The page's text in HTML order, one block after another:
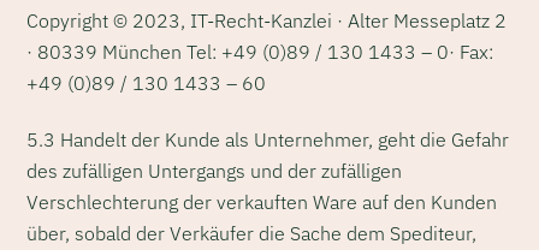
Copyright © 2023, IT-Recht-Kanzlei · Alter Messeplatz 2
· 80339 München Tel: +49 (0)89 / 130 1433 – 0· Fax:
+49 (0)89 / 130 1433 – 60
5.3 Handelt der Kunde als Unternehmer, geht die Gefahr
des zufälligen Untergangs und der zufälligen
Verschlechterung der verkauften Ware auf den Kunden
über, sobald der Verkäufer die Sache dem Spediteur,